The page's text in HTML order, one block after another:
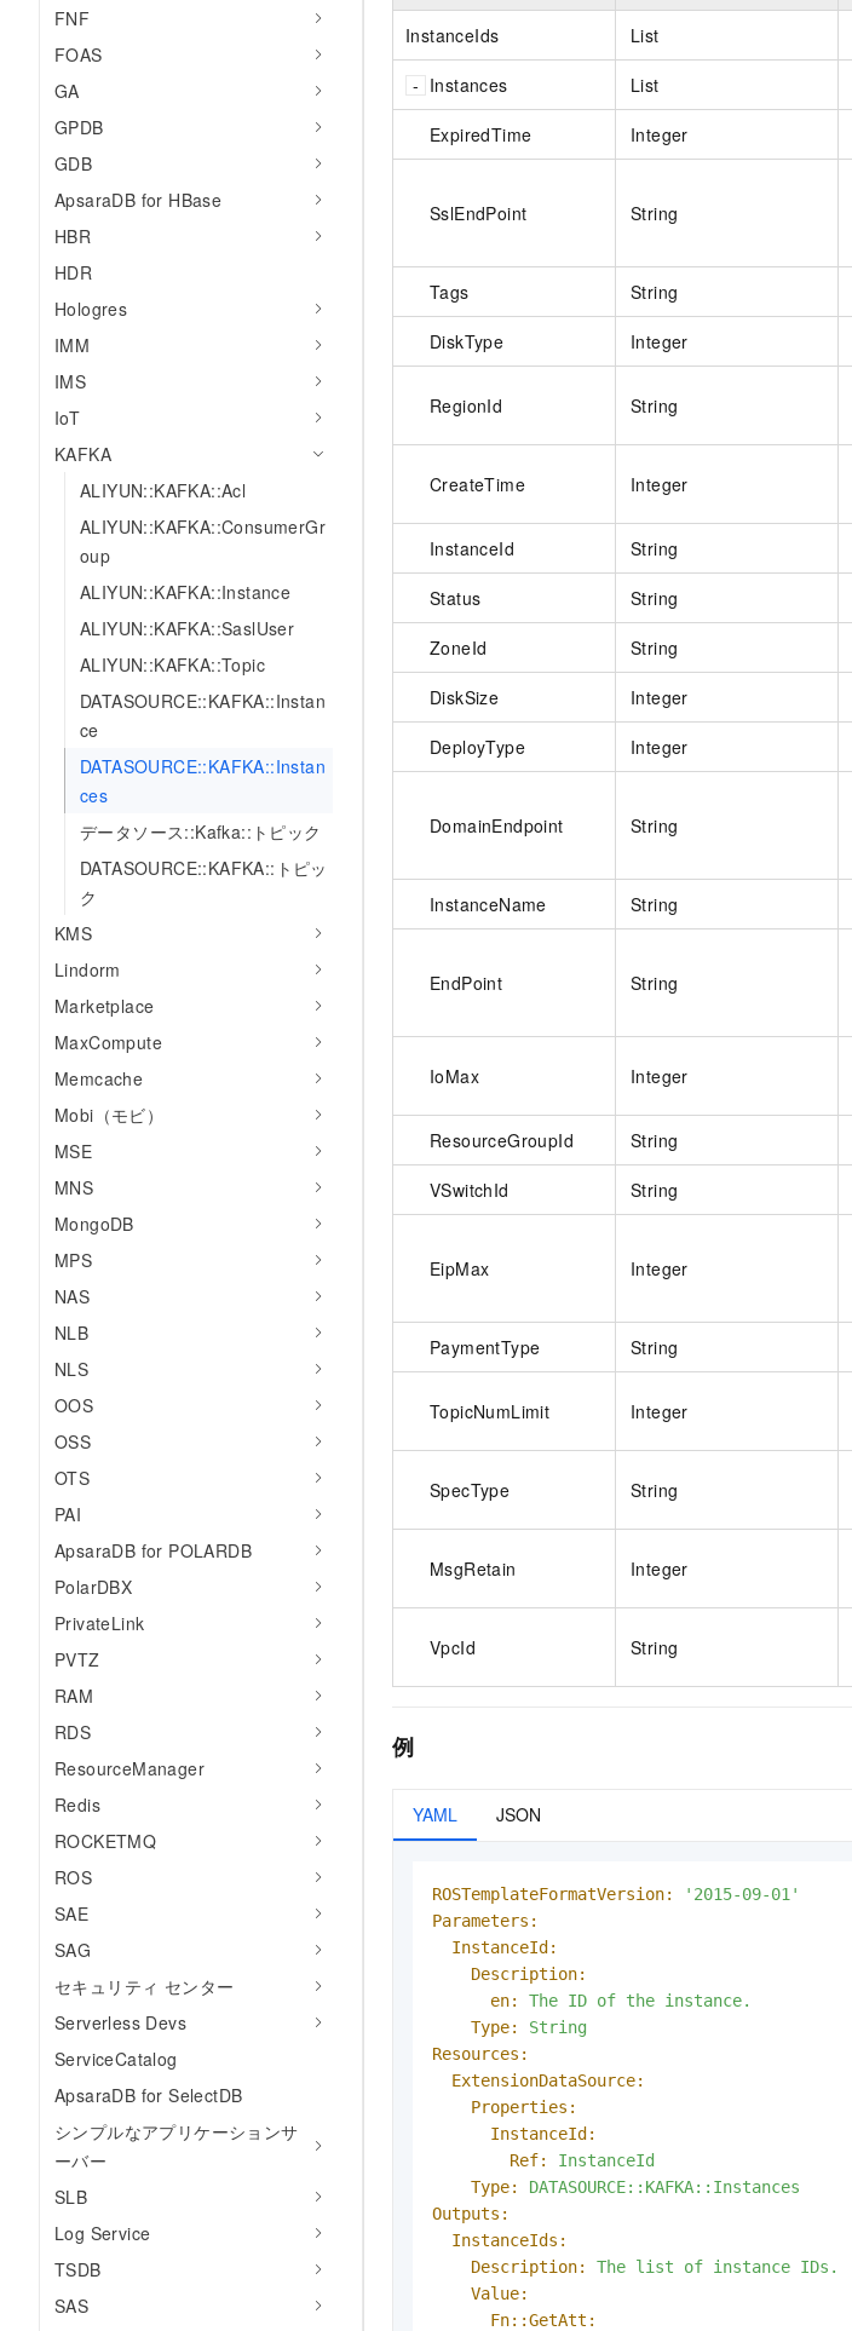
FNF
FOAS
GA
GPDB
GDB
ApsaraDB for HBase
HBR
HDR
Hologres
IMM
IMS
IoT
KAFKA
ALIYUN::KAFKA::Acl
ALIYUN::KAFKA::ConsumerGr
oup
ALIYUN::KAFKA::Instance
ALIYUN::KAFKA::SaslUser
ALIYUN::KAFKA::Topic
DATASOURCE::KAFKA::Instan
ce
DATASOURCE::KAFKA::Instan
ces
データソース::Kafka::トピック
DATASOURCE::KAFKA::トピッ
ク
KMS
Lindorm
Marketplace
MaxCompute
Memcache
Mobi（モビ）
MSE
MNS
MongoDB
MPS
NAS
NLB
NLS
OOS
OSS
OTS
PAI
ApsaraDB for POLARDB
PolarDBX
PrivateLink
PVTZ
RAM
RDS
ResourceManager
Redis
ROCKETMQ
ROS
SAE
SAG
セキュリティ センター
Serverless Devs
ServiceCatalog
ApsaraDB for SelectDB
シンプルなアプリケーションサ
ーバー
SLB
Log Service
TSDB
SAS
InstanceIds List
Instances List
ExpiredTime Integer
SslEndPoint String
Tags String
DiskType Integer
RegionId String
CreateTime Integer
InstanceId String
Status String
ZoneId String
DiskSize Integer
DeployType Integer
DomainEndpoint String
InstanceName String
EndPoint String
IoMax Integer
ResourceGroupId String
VSwitchId String
EipMax Integer
PaymentType String
TopicNumLimit Integer
SpecType String
MsgRetain Integer
VpcId String
例
YAML JSON
ROSTemplateFormatVersion:
'2015-09-01'
Parameters:
InstanceId:
Description:
en:
The ID of the instance.
Type:
String
Resources:
ExtensionDataSource:
Properties:
InstanceId:
Ref:
InstanceId
Type:
DATASOURCE::KAFKA::Instances
Outputs:
InstanceIds:
Description:
The list of instance IDs.
Value:
Fn::GetAtt: